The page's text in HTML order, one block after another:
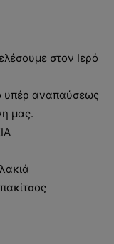
στον Ιερό
υπέρ αναπαύσεως
μας.